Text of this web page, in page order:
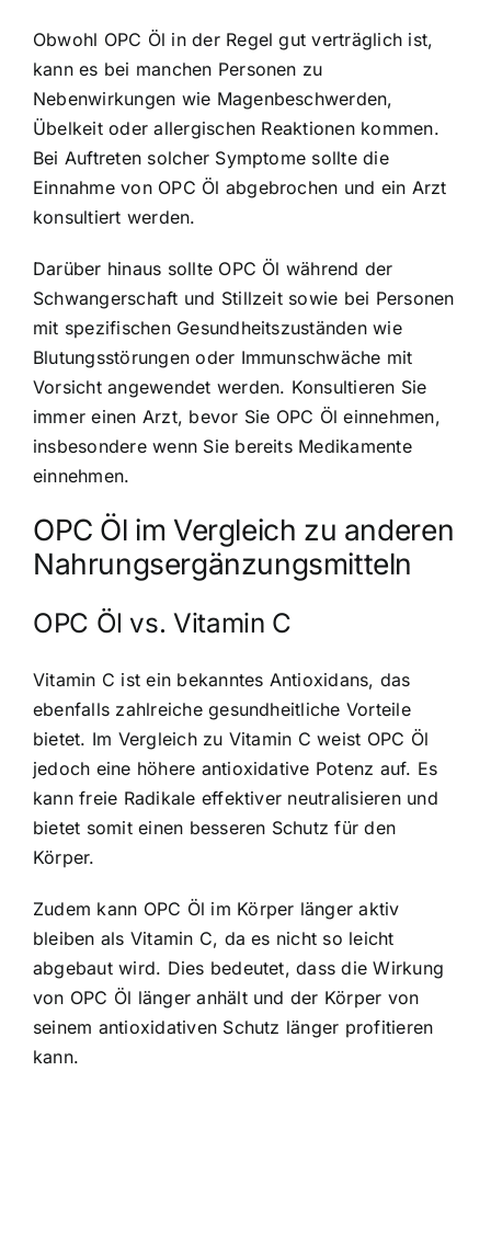
Obwohl OPC Öl in der Regel gut verträglich ist,
kann es bei manchen Personen zu
Nebenwirkungen wie Magenbeschwerden,
Übelkeit oder allergischen Reaktionen kommen.
Bei Auftreten solcher Symptome sollte die
Einnahme von OPC Öl abgebrochen und ein Arzt
konsultiert werden.
Darüber hinaus sollte OPC Öl während der
Schwangerschaft und Stillzeit sowie bei Personen
mit spezifischen Gesundheitszuständen wie
Blutungsstörungen oder Immunschwäche mit
Vorsicht angewendet werden. Konsultieren Sie
immer einen Arzt, bevor Sie OPC Öl einnehmen,
insbesondere wenn Sie bereits Medikamente
einnehmen.
OPC Öl im Vergleich zu anderen
Nahrungsergänzungsmitteln
OPC Öl vs. Vitamin C
Vitamin C ist ein bekanntes Antioxidans, das
ebenfalls zahlreiche gesundheitliche Vorteile
bietet. Im Vergleich zu Vitamin C weist OPC Öl
jedoch eine höhere antioxidative Potenz auf. Es
kann freie Radikale effektiver neutralisieren und
bietet somit einen besseren Schutz für den
Körper.
Zudem kann OPC Öl im Körper länger aktiv
bleiben als Vitamin C, da es nicht so leicht
abgebaut wird. Dies bedeutet, dass die Wirkung
von OPC Öl länger anhält und der Körper von
seinem antioxidativen Schutz länger profitieren
kann.